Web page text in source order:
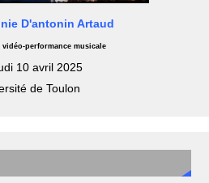
D'antonin Artaud
vidéo-performance musicale
10 avril 2025
de Toulon